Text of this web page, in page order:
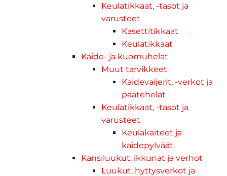
Keulatikkaat, -tasot ja
varusteet
Kasettitikkaat
Keulatikkaat
Kaide- ja kuomuhelat
Muut tarvikkeet
Kaidevaijerit, -verkot ja
päätehelat
Keulatikkaat, -tasot ja
varusteet
Keulakaiteet ja
kaidepylväät
Kansiluukut, ikkunat ja verhot
Luukut, hyttysverkot ja